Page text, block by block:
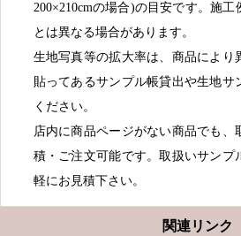
200×210cmの場合)の目安です。施
とは異なる場合があります。
生地写真等の拡大率は、商品により
貼ってあるサンプル帳貸出や生地サ
ください。
店内に商品ページがない商品でも、
積・ご注文可能です。取扱いサンプ
軽にお見積下さい。
関連リンク